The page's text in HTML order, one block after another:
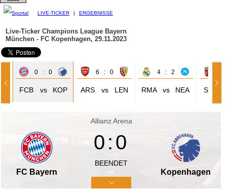
LIVE-TICKER | ERGEBNISSE
Live-Ticker Champions League Bayern
München - FC Kopenhagen, 29.11.2023
0 : 0
FCB vs KOP
6 : 0
ARS vs LEN
4 : 2
RMA vs NEA SPB
Allianz Arena
FC Bayern
0:0
BEENDET
Kopenhagen